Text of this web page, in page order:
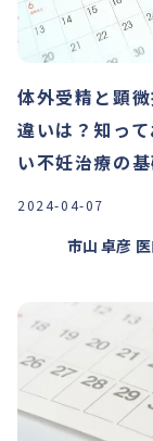
体外受精と顕
違いは？知っ
い不妊治療の
2024-04-07
市山 卓彦